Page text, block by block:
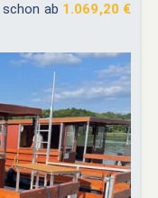
schon ab 1.069,20 €